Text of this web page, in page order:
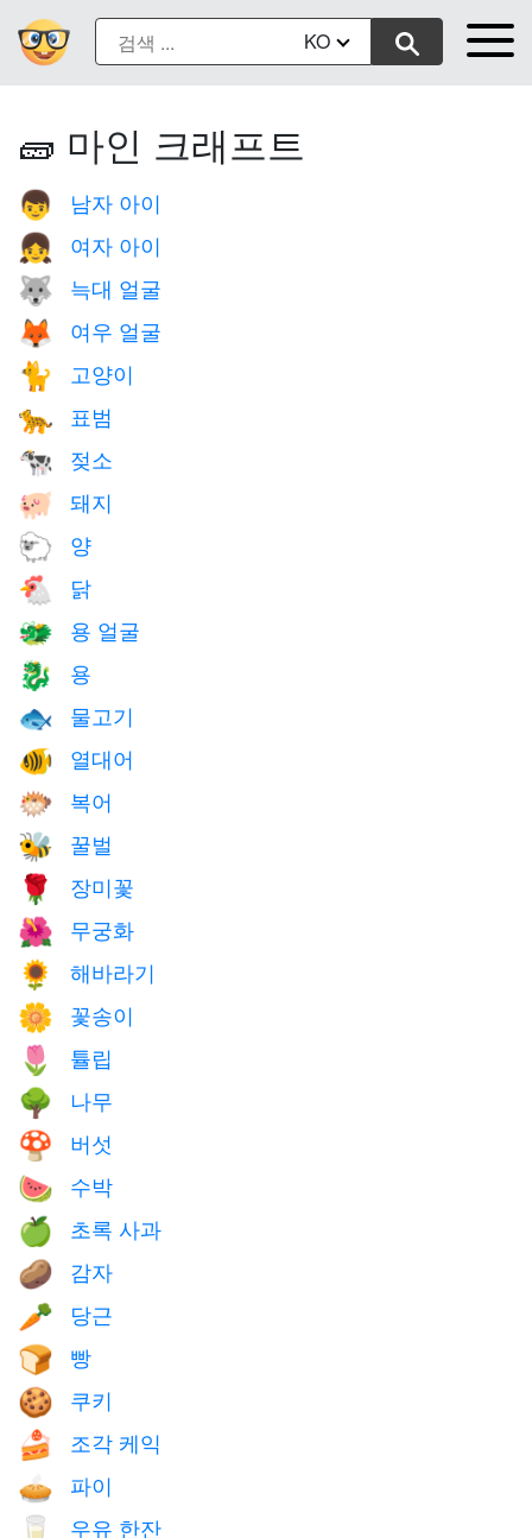
KO
🧱 마인 크래프트
👦 남자 아이
👧 여자 아이
🐺 늑대 얼굴
🦊 여우 얼굴
🐈 고양이
🐆 표범
🐄 젖소
🐖 돼지
🐑 양
🐔 닭
🐲 용 얼굴
🐉 용
🐟 물고기
🐠 열대어
🐡 복어
🐝 꿀벌
🌹 장미꽃
🌺 무궁화
🌻 해바라기
🌼 꽃송이
🌷 튤립
🌳 나무
🍄 버섯
🍉 수박
🍏 초록 사과
🥔 감자
🥕 당근
🍞 빵
🍪 쿠키
🍰 조각 케익
🥧 파이
🥛 우유 한잔